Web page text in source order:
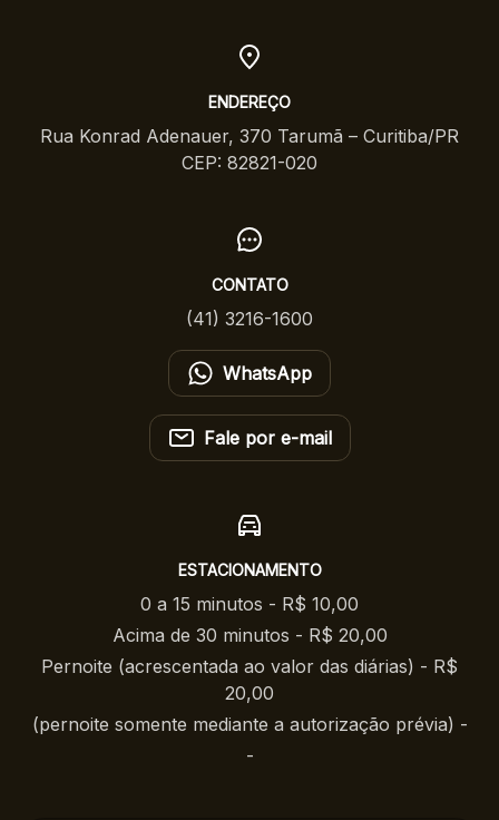
ENDEREÇO
Rua Konrad Adenauer, 370 Tarumã – Curitiba/PR
CEP: 82821-020
CONTATO
(41) 3216-1600
WhatsApp
Fale por e-mail
ESTACIONAMENTO
0 a 15 minutos - R$ 10,00
Acima de 30 minutos - R$ 20,00
Pernoite (acrescentada ao valor das diárias) - R$
20,00
(pernoite somente mediante a autorização prévia) -
-